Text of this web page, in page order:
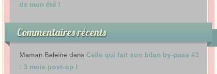
de mon été !
Commentaires récents
Maman Baleine dans Celle qui fait son bilan by-pass #3
: 3 mois post-op !